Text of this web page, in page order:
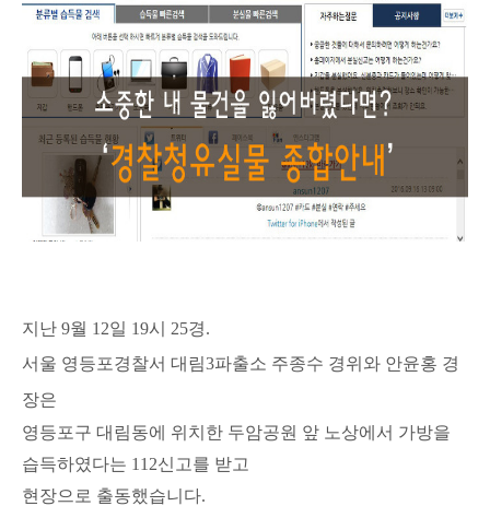
지난 9월 12일 19시 25경.
서울 영등포경찰서 대림3파출소 주종수 경위와 안윤홍 경
장은
영등포구 대림동에 위치한 두암공원 앞 노상에서 가방을
습득하였다는 112신고를 받고
현장으로 출동했습니다.